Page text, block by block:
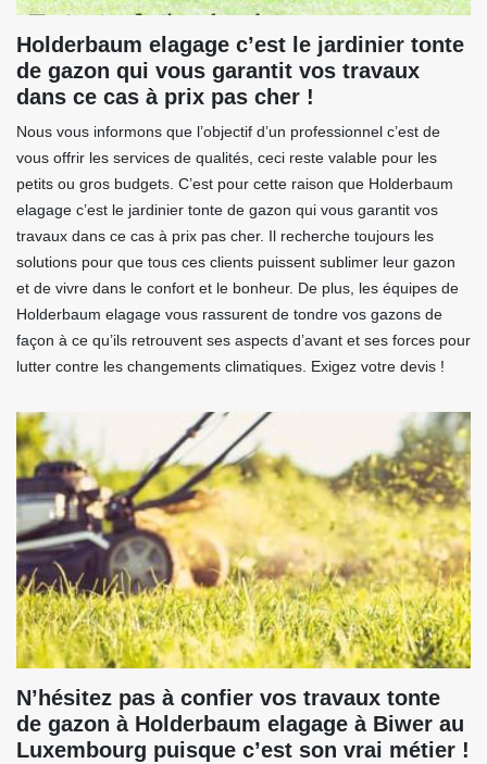
Holderbaum elagage c’est le jardinier tonte
de gazon qui vous garantit vos travaux
dans ce cas à prix pas cher !
Nous vous informons que l’objectif d’un professionnel c’est de
vous offrir les services de qualités, ceci reste valable pour les
petits ou gros budgets. C’est pour cette raison que Holderbaum
elagage c’est le jardinier tonte de gazon qui vous garantit vos
travaux dans ce cas à prix pas cher. Il recherche toujours les
solutions pour que tous ces clients puissent sublimer leur gazon
et de vivre dans le confort et le bonheur. De plus, les équipes de
Holderbaum elagage vous rassurent de tondre vos gazons de
façon à ce qu’ils retrouvent ses aspects d’avant et ses forces pour
lutter contre les changements climatiques. Exigez votre devis !
N’hésitez pas à confier vos travaux tonte
de gazon à Holderbaum elagage à Biwer au
Luxembourg puisque c’est son vrai métier !